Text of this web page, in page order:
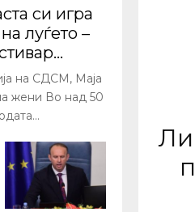
си игра
луѓето –
на СДСМ, Маја
жени Во над 50